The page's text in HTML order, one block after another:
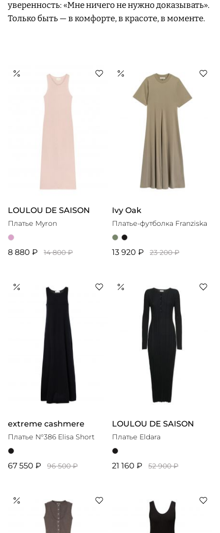
уверенность: «Мне ничего не нужно доказывать».
Только быть — в комфорте, в красоте, в моменте.
LOULOU DE SAISON
Платье Myron
8 880 ₽ 14 800 ₽
Ivy Oak
Платье-футболка Franziska
13 920 ₽ 23 200 ₽
extreme cashmere
Платье N°386 Elisa Short
67 550 ₽ 96 500 ₽
LOULOU DE SAISON
Платье Eldara
21 160 ₽ 52 900 ₽